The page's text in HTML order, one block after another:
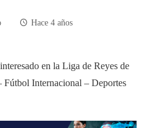
Hace 4 años